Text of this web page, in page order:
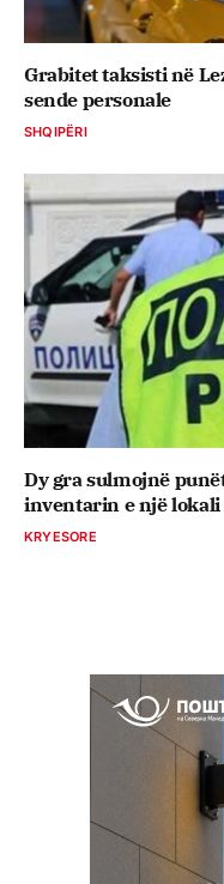
Grabitet taksisti në
sende personale
SHQIPËRI
Dy gra sulmojnë
inventarin e një lokali
KRYESORE